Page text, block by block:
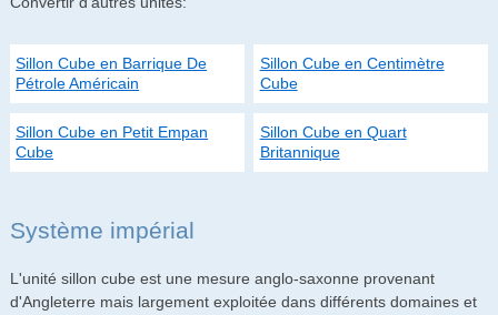
Sillon Cube en Barrique De
Pétrole Américain
Sillon Cube en Centimètre
Cube
Sillon Cube en Petit Empan
Cube
Sillon Cube en Quart
Britannique
Système impérial
L'unité sillon cube est une mesure anglo-saxonne provenant
d'Angleterre mais largement exploitée dans différents domaines et